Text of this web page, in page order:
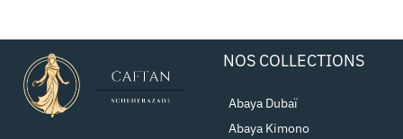
NOS COLLECTIONS
Abaya Dubaï
Abaya Kimono